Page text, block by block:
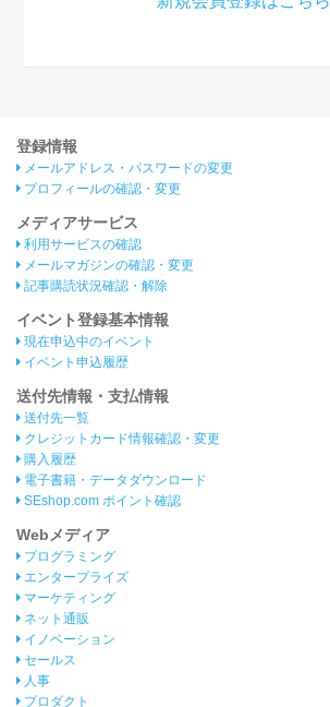
登録情報
メールアドレス・パスワードの変更
プロフィールの確認・変更
メディアサービス
利用サービスの確認
メールマガジンの確認・変更
記事購読状況確認・解除
イベント登録基本情報
現在申込中のイベント
イベント申込履歴
送付先情報・支払情報
送付先一覧
クレジットカード情報確認・変更
購入履歴
電子書籍・データダウンロード
SEshop.com ポイント確認
Webメディア
プログラミング
エンタープライズ
マーケティング
ネット通販
イノベーション
セールス
人事
プロダクト